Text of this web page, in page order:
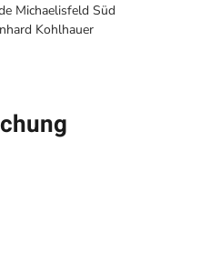
Michaelisfeld Süd
Kohlhauer